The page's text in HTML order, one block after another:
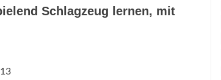
Schlagzeug lernen, mit